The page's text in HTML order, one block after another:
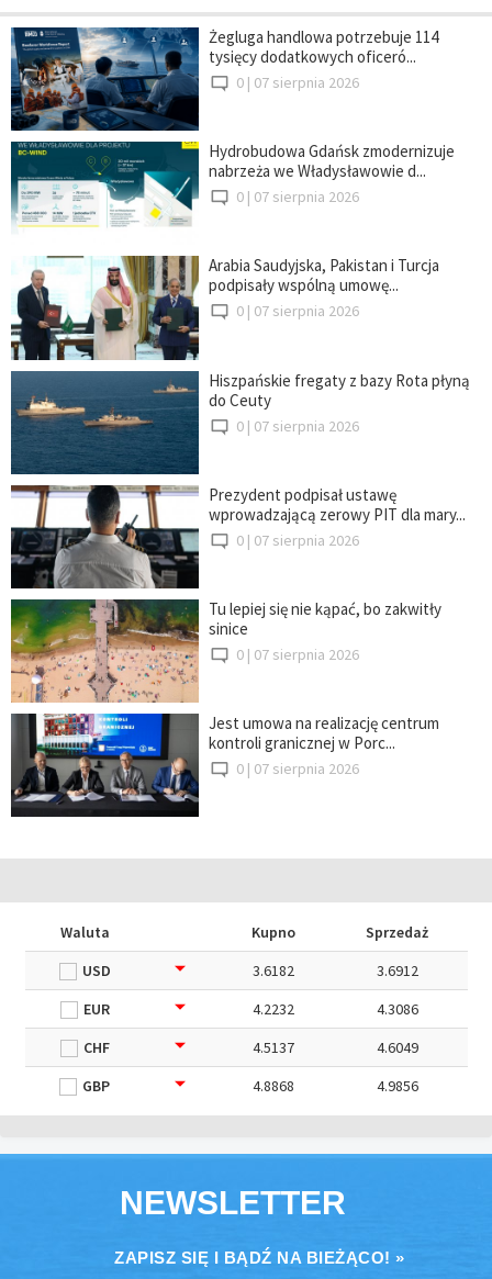
Żegluga handlowa potrzebuje 114
tysięcy dodatkowych oficeró...
0 | 07 sierpnia 2026
Hydrobudowa Gdańsk zmodernizuje
nabrzeża we Władysławowie d...
0 | 07 sierpnia 2026
Arabia Saudyjska, Pakistan i Turcja
podpisały wspólną umowę...
0 | 07 sierpnia 2026
Hiszpańskie fregaty z bazy Rota płyną
do Ceuty
0 | 07 sierpnia 2026
Prezydent podpisał ustawę
wprowadzającą zerowy PIT dla mary...
0 | 07 sierpnia 2026
Tu lepiej się nie kąpać, bo zakwitły
sinice
0 | 07 sierpnia 2026
Jest umowa na realizację centrum
kontroli granicznej w Porc...
0 | 07 sierpnia 2026
Waluta Kupno
Sprzedaż
USD
3.6182
3.6912
EUR
4.2232
4.3086
CHF
4.5137
4.6049
GBP
4.8868 4.9856
NEWSLETTER
ZAPISZ SIĘ I BĄDŹ NA BIEŻĄCO! »